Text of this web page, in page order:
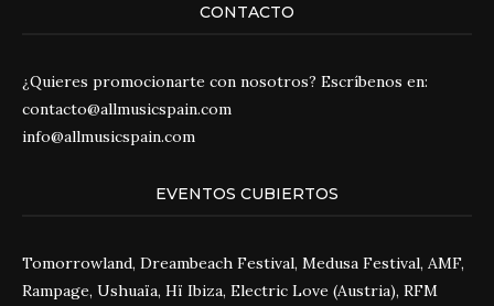
CONTACTO
¿Quieres promocionarte con nosotros? Escríbenos en:
contacto@allmusicspain.com
info@allmusicspain.com
EVENTOS CUBIERTOS
Tomorrowland, Dreambeach Festival, Medusa Festival, AMF,
Rampage, Ushuaïa, Hï Ibiza, Electric Love (Austria), RFM